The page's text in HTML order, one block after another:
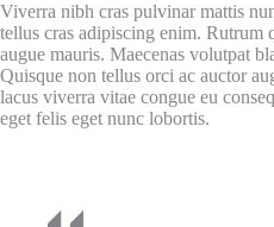
Viverra nibh cras pulvinar mattis
tellus cras adipiscing enim. Rutrum
augue mauris. Maecenas volutpat
Quisque non tellus orci ac auctor
lacus viverra vitae congue eu
eget felis eget nunc lobortis.